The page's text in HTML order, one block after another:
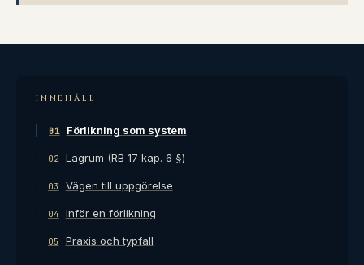
INNEHÅLL
01 Förlikning som system
02 Lagrum (RB 17 kap. 6 §)
03 Vägen till uppgörelse
04 Inför en förlikning
05 Praxis och typfall